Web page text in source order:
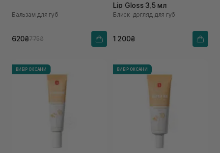
Бальзам для губ
620₴775₴
Lip Gloss 3,5 мл
Блиск-догляд для губ
1 200₴
ВИБІР ОКСАНИ ВИБІР ОКСАНИ